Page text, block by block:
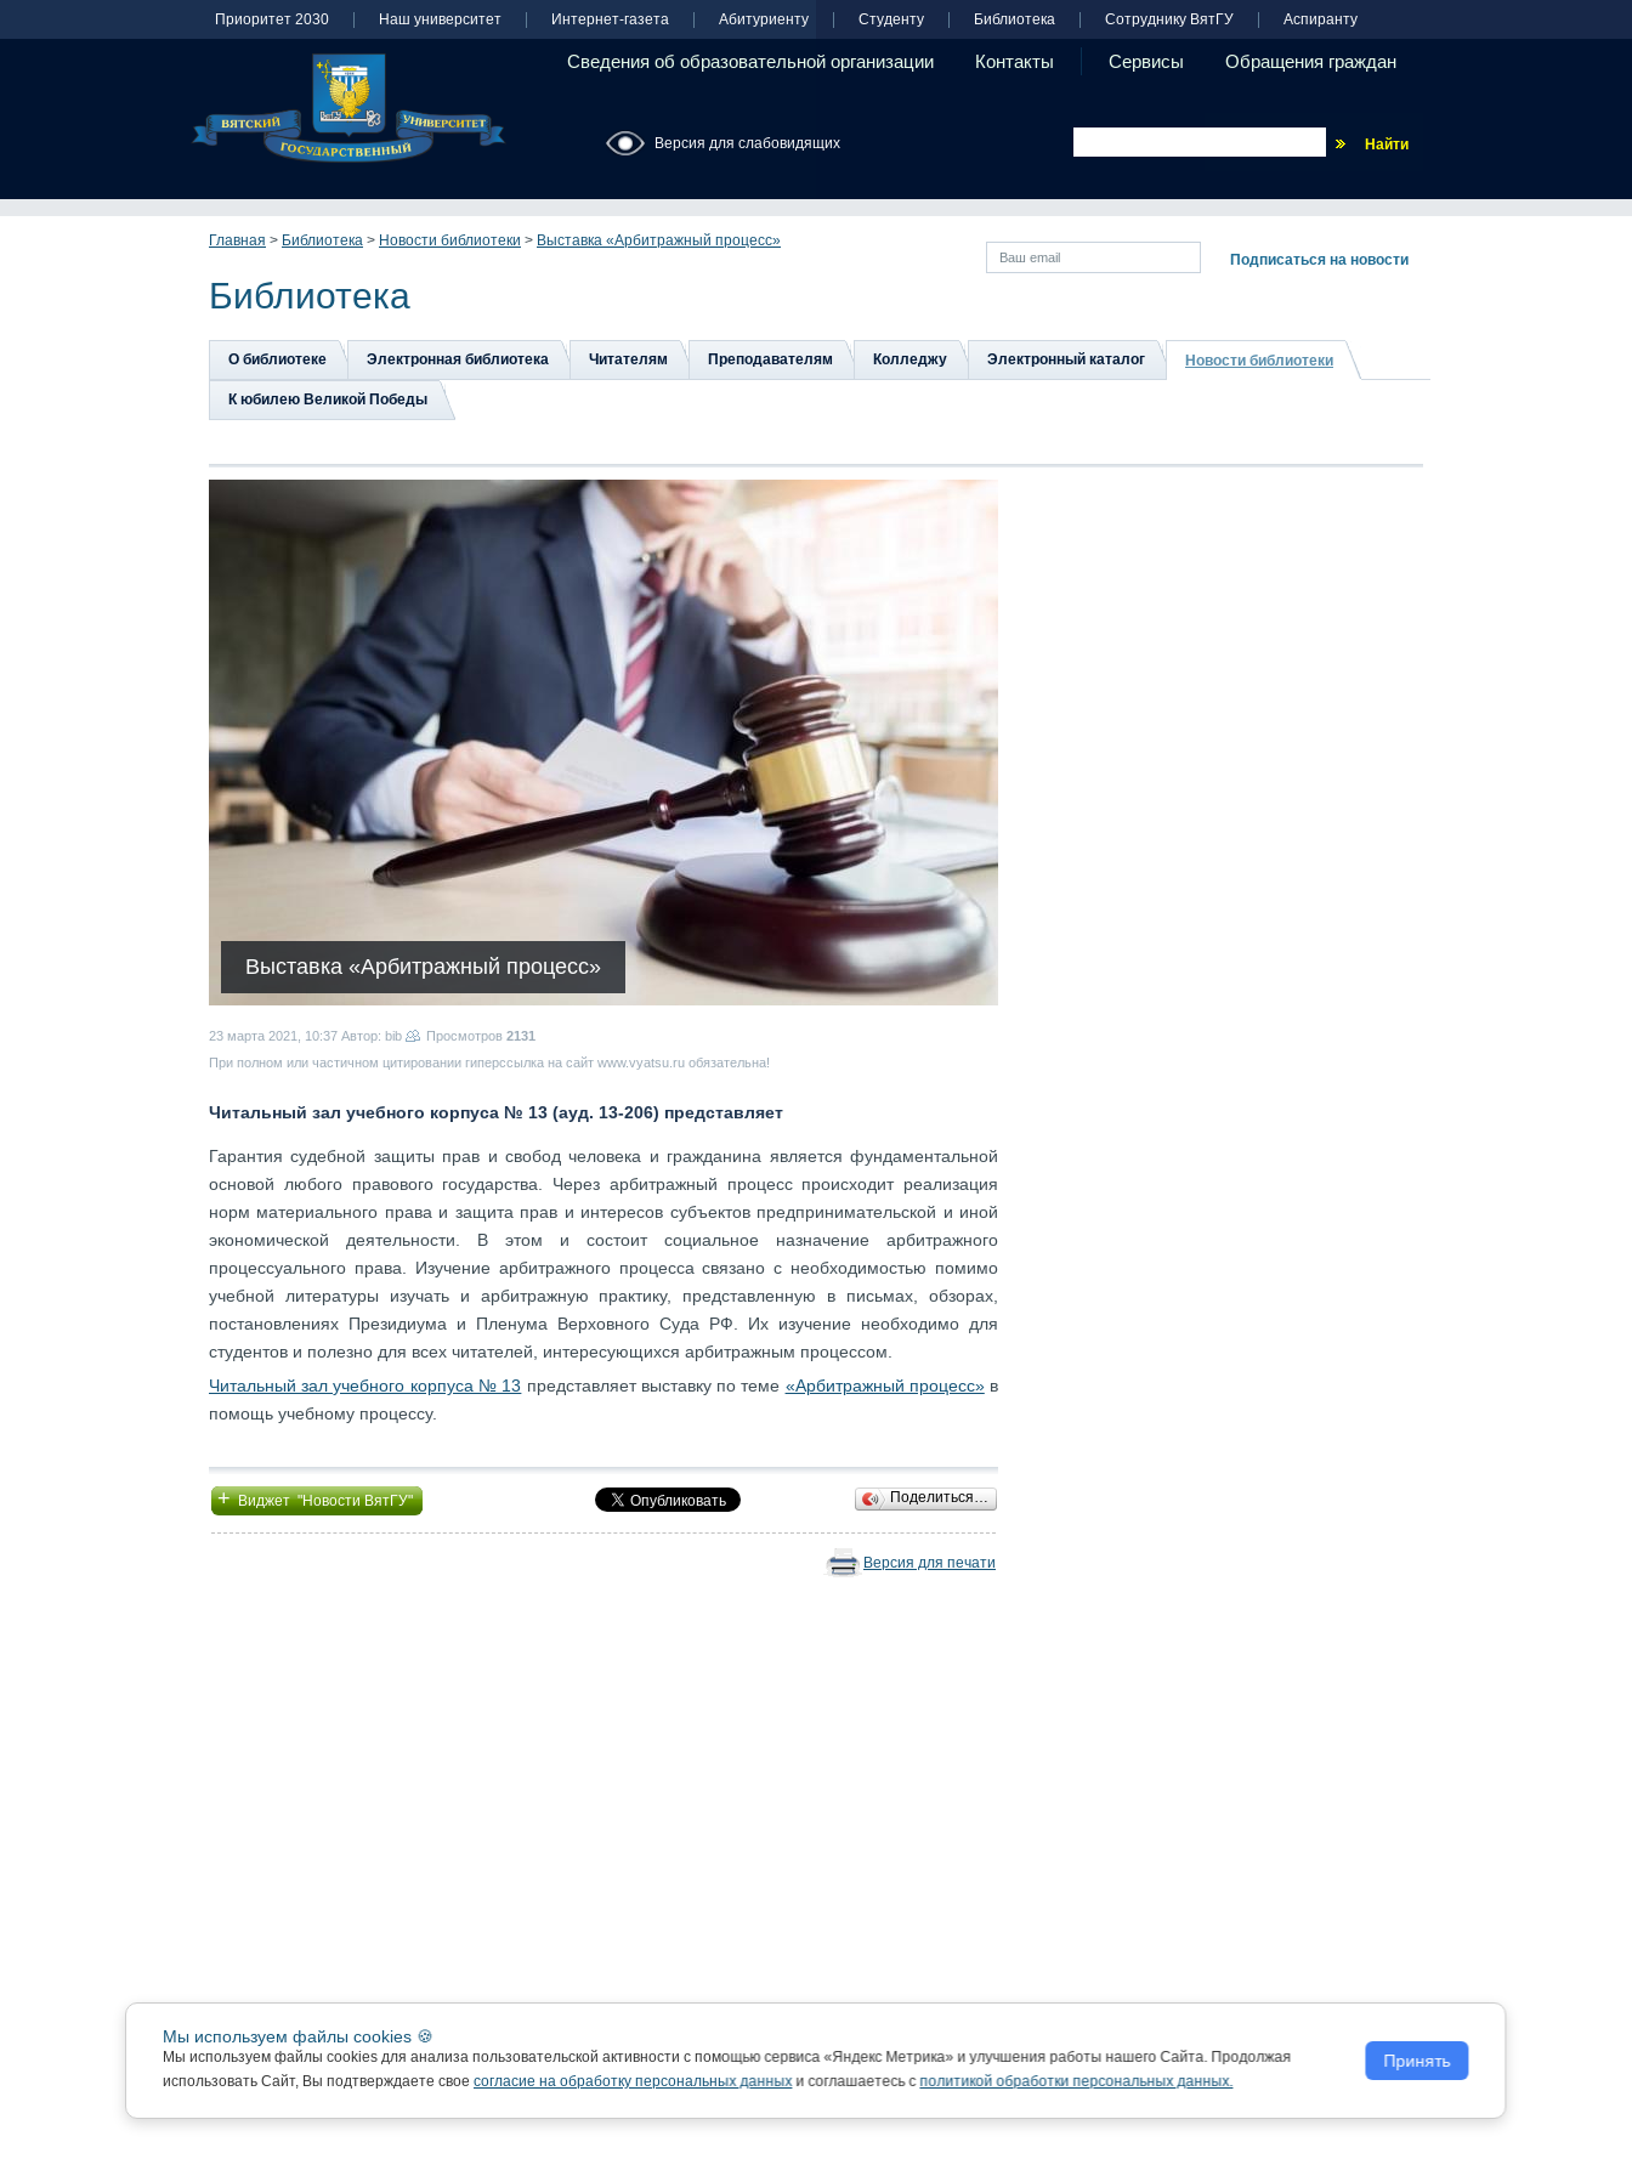
Приоритет 2030 Наш университет Интернет-газета Абитуриенту Студенту Библиотека Сотруднику ВятГУ Аспиранту
Сведения об образовательной организации Контакты Сервисы Обращения граждан
Версия для слабовидящих
Главная > Библиотека > Новости библиотеки > Выставка «Арбитражный процесс»
Библиотека
О библиотеке Электронная библиотека Читателям Преподавателям Колледжу Электронный каталог Новости библиотеки
К юбилею Великой Победы
Выставка «Арбитражный процесс»
23 марта 2021, 10:37 Автор: bib Просмотров 2131
При полном или частичном цитировании гиперссылка на сайт www.vyatsu.ru обязательна!
Читальный зал учебного корпуса № 13 (ауд. 13-206) представляет
Гарантия судебной защиты прав и свобод человека и гражданина является фундаментальной
основой любого правового государства. Через арбитражный процесс происходит реализация
норм материального права и защита прав и интересов субъектов предпринимательской и иной
экономической деятельности. В этом и состоит социальное назначение арбитражного
процессуального права. Изучение арбитражного процесса связано с необходимостью помимо
учебной литературы изучать и арбитражную практику, представленную в письмах, обзорах,
постановлениях Президиума и Пленума Верховного Суда РФ. Их изучение необходимо для
студентов и полезно для всех читателей, интересующихся арбитражным процессом.
Читальный зал учебного корпуса № 13 представляет выставку по теме «Арбитражный процесс»в
помощь учебному процессу.
+Виджет "Новости ВятГУ" Поделиться…
Версия для печати
Мы используем файлы cookies 🍪
Мы используем файлы cookies для анализа пользовательской активности с помощью сервиса «Яндекс Метрика» и улучшения работы нашего Сайта. Продолжая
использовать Сайт, Вы подтверждаете своесогласие на обработку персональных данныхи соглашаетесь сполитикой обработки персональных данных.
Принять